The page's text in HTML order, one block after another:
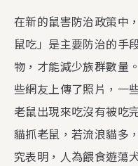
在新的鼠害防治政策中
鼠吃」是主要防治的手
物，才能減少族群數量
些網友上傳了照片，一
老鼠出現來吃沒有被吃
貓抓老鼠，若流浪貓多
究表明，人為餵食遊蕩